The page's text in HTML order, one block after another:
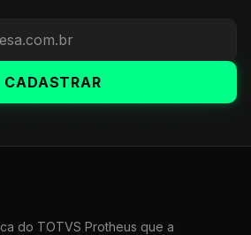
CADASTRAR
do TOTVS Protheus que a